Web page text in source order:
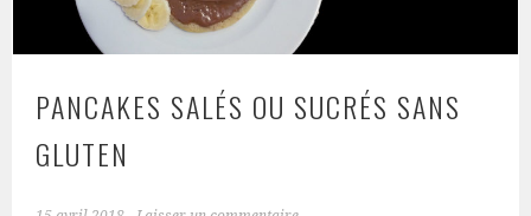
PANCAKES SALÉS OU SUCRÉS SANS
GLUTEN